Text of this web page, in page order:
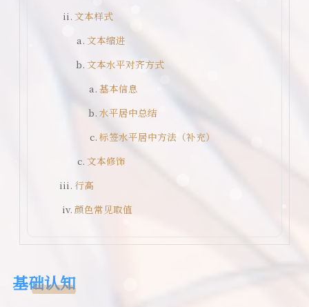
文本样式
文本缩进
文本水平对齐方式
基本信息
水平居中总结
标签水平居中方法（补充）
文本修饰
行高
颜色常见取值
基础认知